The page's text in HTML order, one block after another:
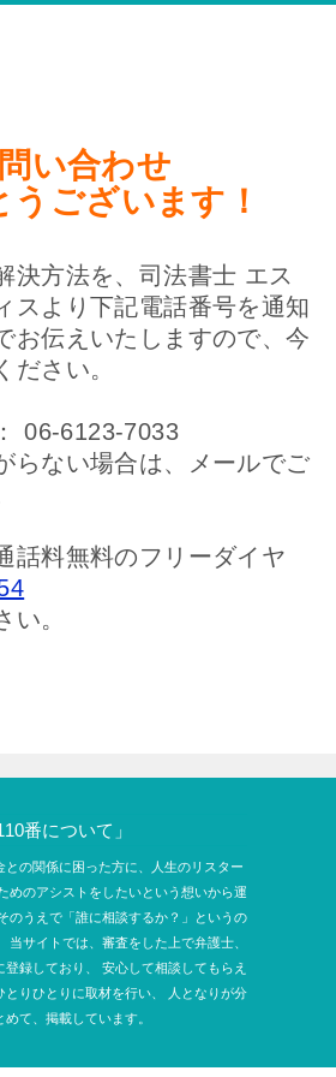
い合わせ
うございます！
決方法を、司法書士 エス
スより下記電話番号を通知
お伝えいたしますので、今
ださい。
06-6123-7033
らない場合は、メールでご
話料無料のフリーダイヤ
い。
番について」
との関係に困った方に、人生のリスター
めのアシストをしたいという想いから運
のうえで「誰に相談するか？」というの
当サイトでは、審査をした上で弁護士、
録しており、
安心して相談してもらえ
りひとりに取材を行い、
人となりが分
て、掲載しています。